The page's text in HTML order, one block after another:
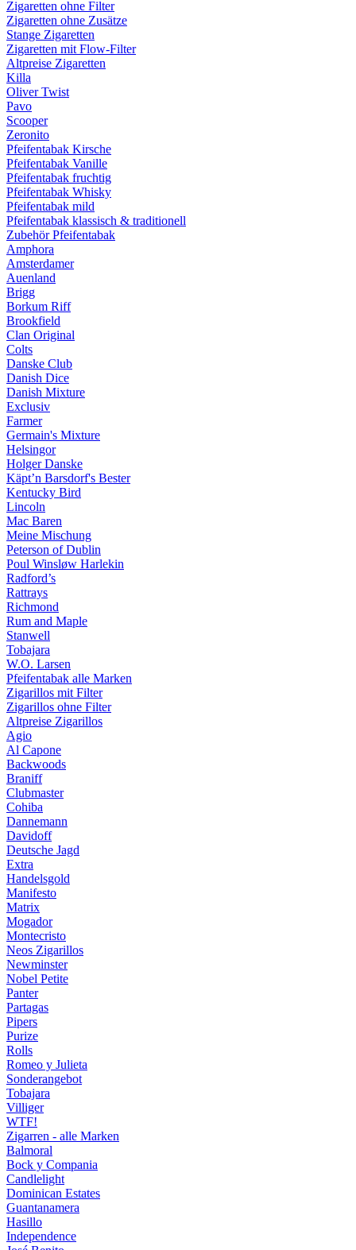
Zigaretten ohne Filter
Zigaretten ohne Zusätze
Stange Zigaretten
Zigaretten mit Flow-Filter
Altpreise Zigaretten
Killa
Oliver Twist
Pavo
Scooper
Zeronito
Pfeifentabak Kirsche
Pfeifentabak Vanille
Pfeifentabak fruchtig
Pfeifentabak Whisky
Pfeifentabak mild
Pfeifentabak klassisch & traditionell
Zubehör Pfeifentabak
Amphora
Amsterdamer
Auenland
Brigg
Borkum Riff
Brookfield
Clan Original
Colts
Danske Club
Danish Dice
Danish Mixture
Exclusiv
Farmer
Germain's Mixture
Helsingor
Holger Danske
Käpt’n Barsdorf's Bester
Kentucky Bird
Lincoln
Mac Baren
Meine Mischung
Peterson of Dublin
Poul Winsløw Harlekin
Radford’s
Rattrays
Richmond
Rum and Maple
Stanwell
Tobajara
W.O. Larsen
Pfeifentabak alle Marken
Zigarillos mit Filter
Zigarillos ohne Filter
Altpreise Zigarillos
Agio
Al Capone
Backwoods
Braniff
Clubmaster
Cohiba
Dannemann
Davidoff
Deutsche Jagd
Extra
Handelsgold
Manifesto
Matrix
Mogador
Montecristo
Neos Zigarillos
Newminster
Nobel Petite
Panter
Partagas
Pipers
Purize
Rolls
Romeo y Julieta
Sonderangebot
Tobajara
Villiger
WTF!
Zigarren - alle Marken
Balmoral
Bock y Compania
Candlelight
Dominican Estates
Guantanamera
Hasillo
Independence